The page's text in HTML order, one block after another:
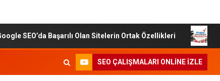
SEO’da Başarılı Olan Sitelerin Ortak Özellikleri
SEO ÇALIŞMALARI ONLINE IZLE